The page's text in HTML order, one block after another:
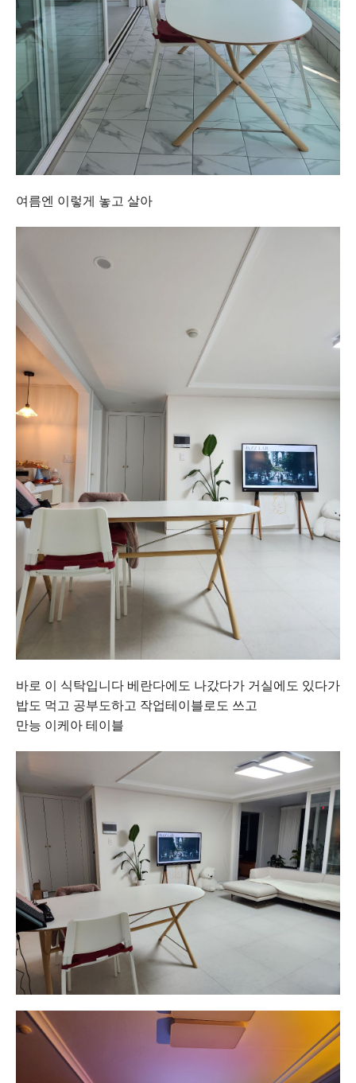
여름엔 이렇게 놓고 살아
바로 이 식탁입니다 베란다에도 나갔다가 거실에도 있다가
밥도 먹고 공부도하고 작업테이블로도 쓰고
만능 이케아 테이블